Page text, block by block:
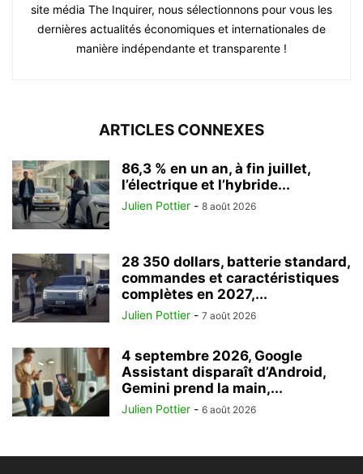
site média The Inquirer, nous sélectionnons pour vous les
dernières actualités économiques et internationales de
manière indépendante et transparente !
ARTICLES CONNEXES
86,3 % en un an, à fin juillet,
l’électrique et l’hybride...
Julien Pottier - 8 août 2026
28 350 dollars, batterie standard,
commandes et caractéristiques
complètes en 2027,...
Julien Pottier - 7 août 2026
4 septembre 2026, Google
Assistant disparaît d’Android,
Gemini prend la main,...
Julien Pottier - 6 août 2026